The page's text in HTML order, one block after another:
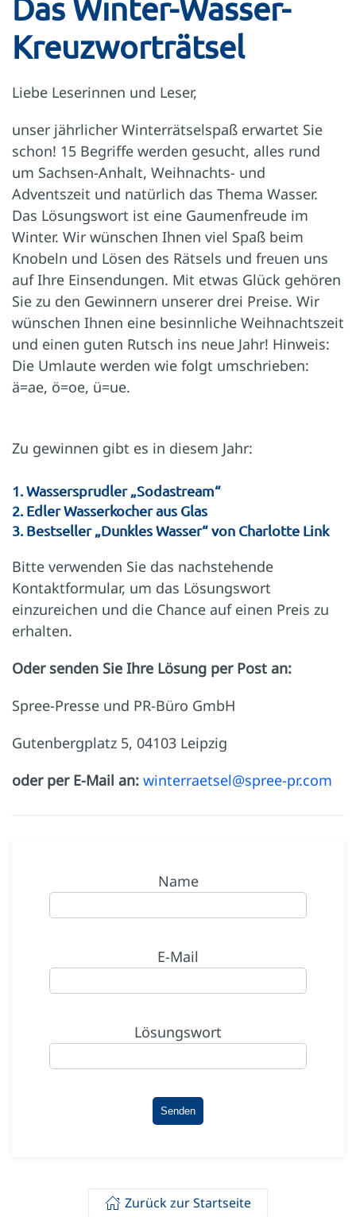
Das Winter-Wasser-
Kreuzworträtsel
Liebe Leserinnen und Leser,
unser jährlicher Winterrätselspaß erwartet Sie
schon! 15 Begriffe werden gesucht, alles rund
um Sachsen-Anhalt, Weihnachts- und
Adventszeit und natürlich das Thema Wasser.
Das Lösungswort ist eine Gaumenfreude im
Winter. Wir wünschen Ihnen viel Spaß beim
Knobeln und Lösen des Rätsels und freuen uns
auf Ihre Einsendungen. Mit etwas Glück gehören
Sie zu den Gewinnern unserer drei Preise. Wir
wünschen Ihnen eine besinnliche Weihnachtszeit
und einen guten Rutsch ins neue Jahr! Hinweis:
Die Umlaute werden wie folgt umschrieben:
ä=ae, ö=oe, ü=ue.
Zu gewinnen gibt es in diesem Jahr:
1. Wassersprudler „Sodastream“
2. Edler Wasserkocher aus Glas
3. Bestseller „Dunkles Wasser“ von Charlotte Link
Bitte verwenden Sie das nachstehende
Kontaktformular, um das Lösungswort
einzureichen und die Chance auf einen Preis zu
erhalten.
Oder senden Sie Ihre Lösung per Post an:
Spree-Presse und PR-Büro GmbH
Gutenbergplatz 5, 04103 Leipzig
oder per E-Mail an: winterraetsel@spree-pr.com
Name
E-Mail
Lösungswort
Zurück zur Startseite